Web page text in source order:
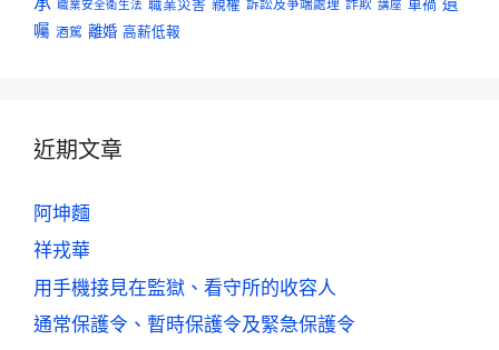
職業安全衛生法 職業災害 親權 訴訟及爭端處理 詐欺 講座 車禍
囑 酒駕 離婚 高薪低報
近期文章
阿坤麵
祥戎華
用手機接見在監獄、看守所的收容人
通常保護令、暫時保護令及緊急保護令